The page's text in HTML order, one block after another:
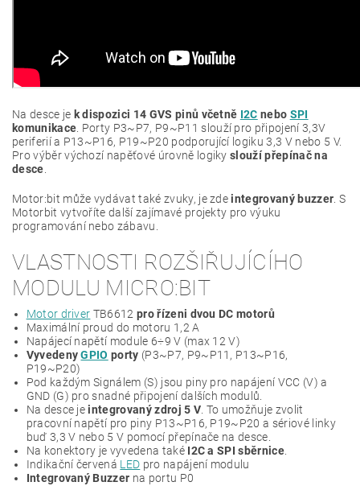
Na desce je k dispozici 14 GVS pinů včetně I2C nebo SPI
komunikace. Porty P3~P7, P9~P11 slouží pro připojení 3,3V
periferií a P13~P16, P19~P20 podporující logiku 3,3 V nebo 5 V.
Pro výběr výchozí napěťové úrovně logikyslouží přepínač na
desce.
Motor:bit může vydávat také zvuky, je zdeintegrovaný buzzer. S
Motorbit vytvoříte další zajímavé projekty pro výuku
programování nebo zábavu.
VLASTNOSTI ROZŠIŘUJÍCÍHO
MODULU MICRO:BIT
Motor driver TB6612 pro řízeni dvou DC motorů
Maximální proud do motoru 1,2 A
Napájecí napětí module 6÷9 V (max 12 V)
VyvedenyGPIO porty (P3~P7, P9~P11, P13~P16,
P19~P20)
Pod každým Signálem (S) jsou piny pro napájení VCC (V) a
GND (G) pro snadné připojení dalších modulů.
Na desce jeintegrovaný zdroj 5 V. To umožňuje zvolit
pracovní napětí pro piny P13~P16, P19~P20 a sériové linky
buď 3,3 V nebo 5 V pomocí přepínače na desce.
Na konektory je vyvedena také I2C a SPI sběrnice.
Indikační červená LED pro napájení modulu
Integrovaný Buzzer na portu P0